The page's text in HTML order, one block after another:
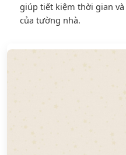
giúp tiết kiệm thời gian
của tường nhà.